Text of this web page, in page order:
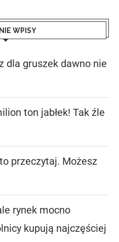
WPISY
dla gruszek dawno nie
ton jabłek! Tak źle
przeczytaj. Możesz
rynek mocno
kupują najczęściej